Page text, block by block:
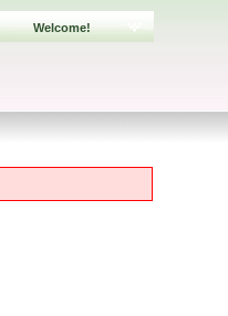
Welcome!